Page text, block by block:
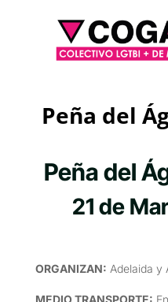
Peña del
Peña del
21 de
ORGANIZAN: Adelaida y
MEDIO TRANSPORTE: